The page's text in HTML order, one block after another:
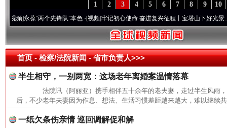
10
9
8
7
6
5
4
3
2
1
永葆“两个先锋队”本色·[视频]牢记初心使命 奋进复兴征程丨宝塔山下好光景..·[视频]
首页- 检察/法院新闻 -省市负责人>>>
半生相守，一别两宽：这场老年离婚案温情落幕
法院讯（阿丽亚）携手相伴五十余年的老夫妻，走过半生风雨
后，不少老年夫妻因为作息、想法、生活习惯差距越来越大，难以继续
一纸欠条伤亲情 巡回调解促和解